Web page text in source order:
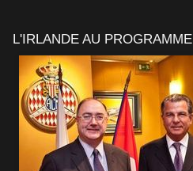
L'IRLANDE AU PROGRAMME